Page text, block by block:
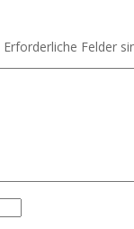
Erforderliche Felder